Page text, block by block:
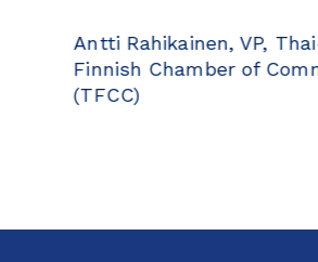
Antti Rahikainen, VP,
Finnish Chamber of
(TFCC)